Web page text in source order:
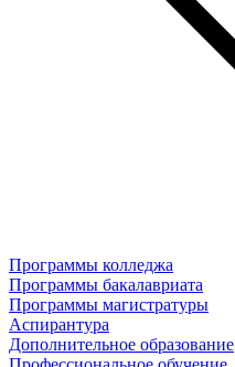
Программы колледжа
Программы бакалавриата
Программы магистратуры
Аспирантура
Дополнительное образование